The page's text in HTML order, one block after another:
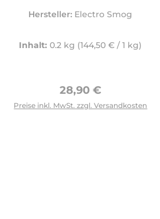
Hersteller: Electro Smog
Inhalt:0.2 kg (144,50 € / 1 kg)
Regulärer Preis:
28,90 €
Preise inkl. MwSt. zzgl. Versandkosten